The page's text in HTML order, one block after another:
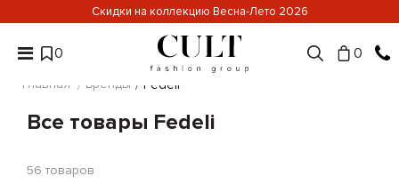
Скидки на коллекцию Весна-Лето 2026
0 0
Главная Бренды Fedeli
Все товары Fedeli
56 товаров